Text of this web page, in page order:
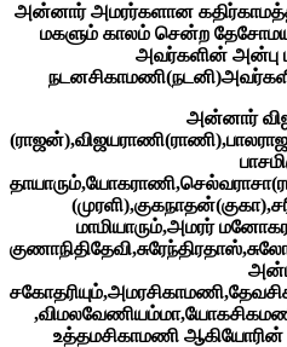
அன்னார் அமரர்களான
மகளும் காலம் சென்ற
அவர்களின் அன்பு
அன்னார்
மாமியாரும்,அமரர்
உத்தமசிகாமணி ஆகியோரின்